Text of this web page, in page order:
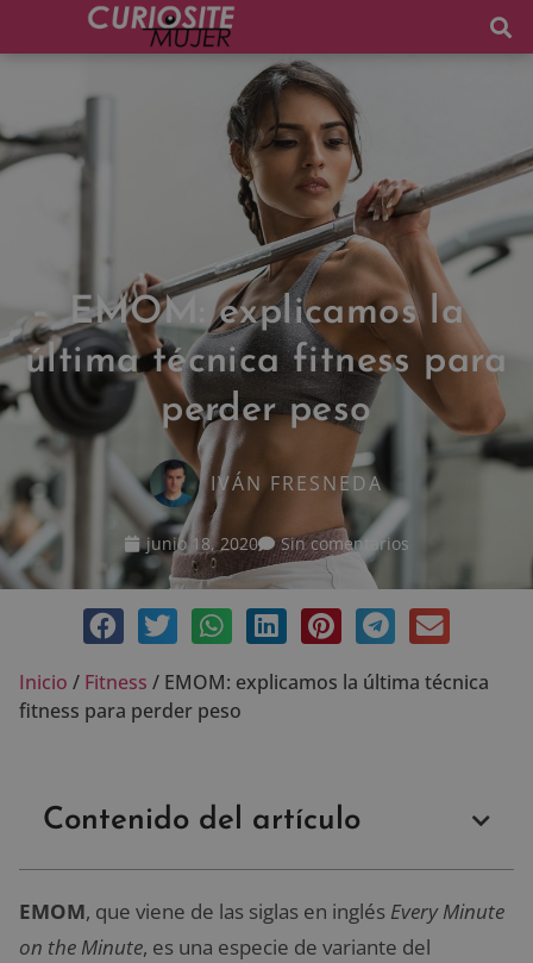
EMOM: explicamos la
última técnica fitness para
perder peso
IVÁN FRESNEDA
junio 18, 2020 Sin comentarios
Inicio / Fitness / EMOM: explicamos la última técnica
fitness para perder peso
Contenido del artículo
EMOM, que viene de las siglas en inglés Every Minute
on the Minute, es una especie de variante del